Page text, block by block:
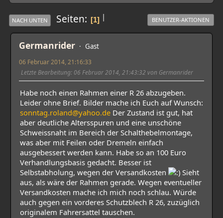
|
NACH UNTEN Seiten 1 BENUTZER-AKTIONEN
Germanrider Gast
06 Februar 2014, 21:16:33
Letzte Bearbeitung: 06 Februar 2014, 21:43:32 von Germanrider
Habe noch einen Rahmen einer R 26 abzugeben.
Leider ohne Brief. Bilder mache ich Euch auf Wunsch:
sonntag.roland@yahoo.de Der Zustand ist gut, hat
aber deutliche Altersspuren und eine unschöne
Schweissnaht im Bereich der Schalthebelmontage,
was aber mit Feilen oder Dremeln einfach
ausgebessert werden kann. Habe so an 100 Euro
Verhandlungsbasis gedacht. Besser ist
Selbstabholung, wegen der Versandkosten
Sieht
aus, als wäre der Rahmen gerade. Wegen eventueller
Versandkosten mache ich mich noch schlau. Würde
auch gegen ein vorderes Schutzblech R 26, zuzüglich
originalem Fahrersattel tauschen.